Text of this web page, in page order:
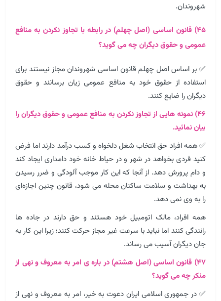
شهروندان.
۴۵) قانون اساسی (اصل چهلم) در رابطه با تجاوز نکردن به منافع
عمومی و حقوق دیگران چه می گوید؟
✅ بر اساس اصل چهلم قانون اساسی شهروندان مجاز نیستند برای
استفاده از حقوق خود به منافع عمومی زیان برسانند و حقوق
دیگران را ضایع کنند.
۴۶) نمونه هایی از تجاوز نکردن به منافع عمومی و حقوق دیگران را
بیان نمائید.
✅ همه افراد حق انتخاب شغل دلخواه و کسب درآمد دارند اما فرض
کنید فردی بخواهد در شهر و در حیاط خانه خود دامداری ایجاد کند
و دام پرورش دهد. از آنجا که این کار موجب آلودگی و ضرر رسیدن
به بهداشت و سلامت ساکنان محله می شود، قانون چنین اجازه‌ای
را به وی نمی دهد.
همه افراد، مالک اتومبیل خود هستند و حق دارند در جاده ها
رانندگی کنند اما نباید با سرعت غیر مجاز حرکت کنند؛ زیرا این کار به
جان دیگران آسیب می رساند.
۴۷) قانون اساسی (اصل هشتم) در باره ی امر به معروف و نهی از
منکر چه می گوید؟
✅ در جمهوری اسلامی ایران دعوت به خیر، امر به معروف و نهی از